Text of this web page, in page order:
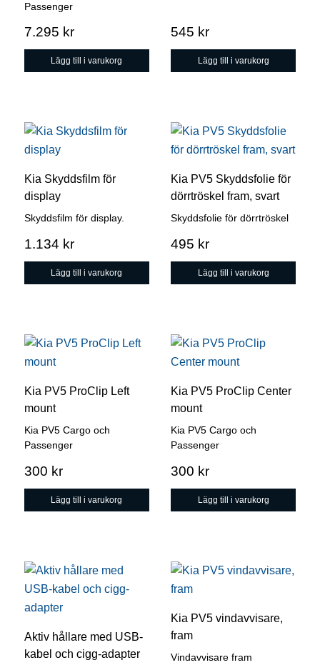
Passenger
7.295 kr
Lägg till i varukorg
545 kr
Lägg till i varukorg
Kia Skyddsfilm för
display
Skyddsfilm för display.
1.134 kr
Lägg till i varukorg
Kia PV5 Skyddsfolie för
dörrtröskel fram, svart
Skyddsfolie för dörrtröskel
495 kr
Lägg till i varukorg
Kia PV5 ProClip Left
mount
Kia PV5 Cargo och
Passenger
300 kr
Lägg till i varukorg
Kia PV5 ProClip Center
mount
Kia PV5 Cargo och
Passenger
300 kr
Lägg till i varukorg
Aktiv hållare med USB-
kabel och cigg-adapter
Kia PV5 vindavvisare,
fram
Vindavvisare fram